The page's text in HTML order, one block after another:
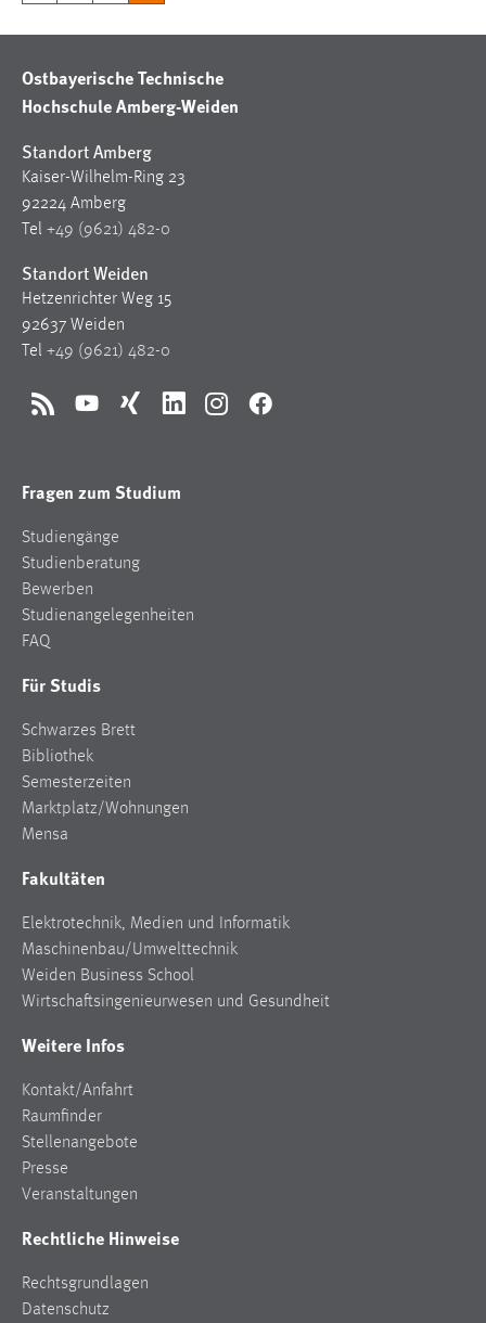
Ostbayerische Technische
Hochschule Amberg-Weiden
Standort Amberg
Kaiser-Wilhelm-Ring 23
92224 Amberg
Tel +49 (9621) 482-0
Standort Weiden
Hetzenrichter Weg 15
92637 Weiden
Tel +49 (9621) 482-0
RSS YouTubeXing LinkedInInstagramFacebook
Fragen zum Studium
Studiengänge
Studienberatung
Bewerben
Studienangelegenheiten
FAQ
Für Studis
Schwarzes Brett
Bibliothek
Semesterzeiten
Marktplatz/Wohnungen
Mensa
Fakultäten
Elektrotechnik, Medien und Informatik
Maschinenbau/Umwelttechnik
Weiden Business School
Wirtschaftsingenieurwesen und Gesundheit
Weitere Infos
Kontakt/Anfahrt
Raumfinder
Stellenangebote
Presse
Veranstaltungen
Rechtliche Hinweise
Rechtsgrundlagen
Datenschutz
_fbp
Facebook
Zweck:
Conversion-Tracking
3 Monate
EXTERNE MEDIEN
Um Inhalte von Videoplattformen und Social Media
Plattformen anzeigen zu können, werden von diesen
YouTube
Vimeo